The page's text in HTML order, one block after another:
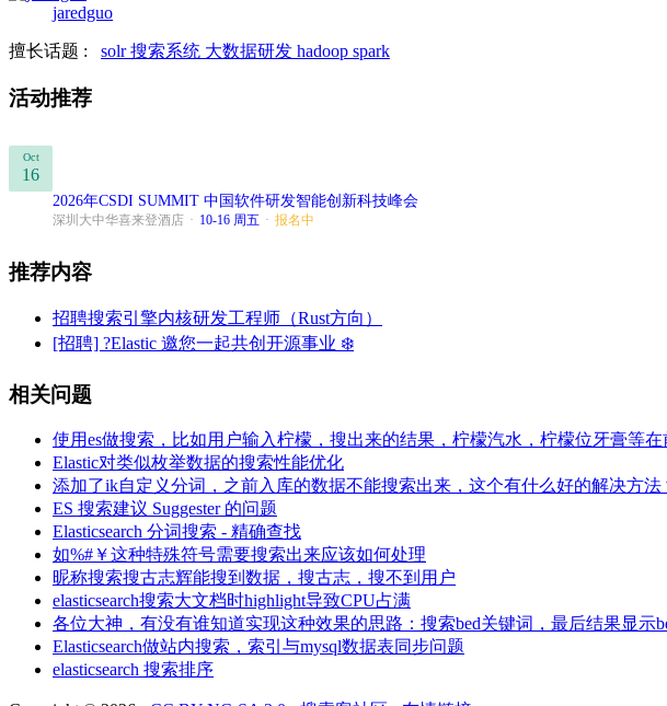
jaredguo
擅长话题 : solr搜索系统 大数据研发 hadoop spark
活动推荐
Oct
16
2026年CSDI SUMMIT 中国软件研发智能创新科技峰会
深圳大中华喜来登酒店 · 10-16 周五 · 报名中
推荐内容
招聘搜索引擎内核研发工程师（Rust方向）
[招聘] ?Elastic 邀您一起共创开源事业 ❄️
相关问题
使用es做搜索，比如用户输入柠檬，搜出来的结果，柠檬汽水，柠檬位牙膏等
Elastic对类似枚举数据的搜索性能优化
添加了ik自定义分词，之前入库的数据不能搜索出来，这个有什么好的解决方法
ES 搜索建议 Suggester 的问题
Elasticsearch 分词搜索 - 精确查找
如%#￥这种特殊符号需要搜索出来应该如何处理
昵称搜索搜古志辉能搜到数据，搜古志，搜不到用户
elasticsearch搜索大文档时highlight导致CPU占满
各位大神，有没有谁知道实现这种效果的思路：搜索bed关键词，最后结果显示
Elasticsearch做站内搜索，索引与mysql数据表同步问题
elasticsearch 搜索排序